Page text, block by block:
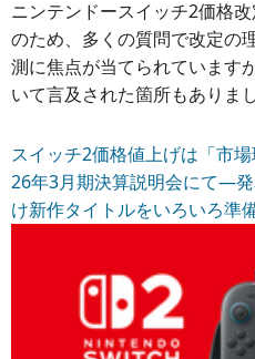
ニンテンドースイッチ2価格
のため、多くの質問で改定の
測に焦点が当てられています
いて言及された箇所もありまし
スイッチ2価格値上げは「市
26年3月期決算説明会にて―
け新作タイトルをいろいろ準